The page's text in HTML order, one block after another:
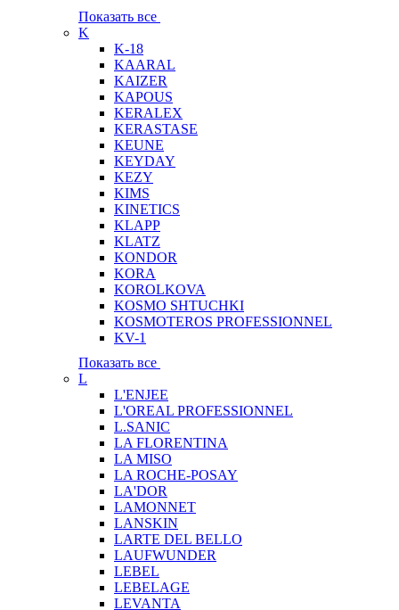
Показать все
K
K-18
KAARAL
KAIZER
KAPOUS
KERALEX
KERASTASE
KEUNE
KEYDAY
KEZY
KIMS
KINETICS
KLAPP
KLATZ
KONDOR
KORA
KOROLKOVA
KOSMO SHTUCHKI
KOSMOTEROS PROFESSIONNEL
KV-1
Показать все
L
L'ENJEE
L'OREAL PROFESSIONNEL
L.SANIC
LA FLORENTINA
LA MISO
LA ROCHE-POSAY
LA'DOR
LAMONNET
LANSKIN
LARTE DEL BELLO
LAUFWUNDER
LEBEL
LEBELAGE
LEVANTA